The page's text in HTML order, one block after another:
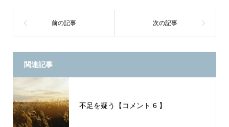
関連記事
不足を疑う【コメント 6 】